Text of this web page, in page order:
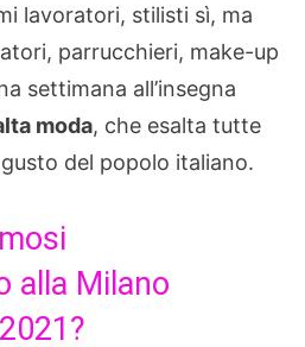
lavoratori, stilisti sì, ma
parrucchieri, make-up
settimana all’insegna
moda, che esalta tutte
del popolo italiano.
alla Milano